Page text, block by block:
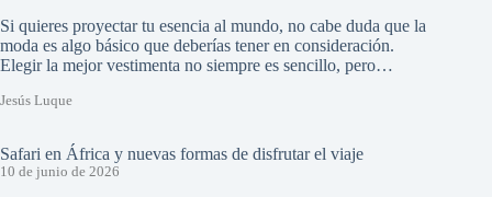
Si quieres proyectar tu esencia al mundo, no cabe duda que la
moda es algo básico que deberías tener en consideración.
Elegir la mejor vestimenta no siempre es sencillo, pero…
Jesús Luque
Safari en África y nuevas formas de disfrutar el viaje
10 de junio de 2026